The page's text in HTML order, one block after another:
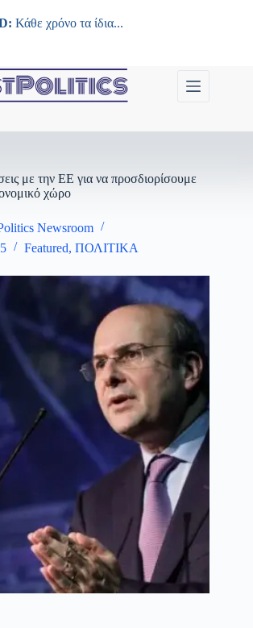
Κάθε χρόνο τα ίδια...
με την ΕΕ για να προσδιορίσουμε
χώρο
Newsroom
Featured, ΠΟΛΙΤΙΚΑ